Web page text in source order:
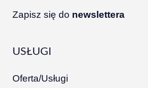
Zapisz się do newslettera
USŁUGI
Oferta/Usługi